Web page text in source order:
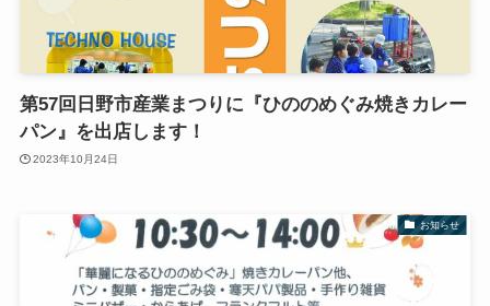
第57回日野市産業まつりに『ひののめぐみ焼きカレー
パン』を出店します！
2023年10月24日
お知らせ